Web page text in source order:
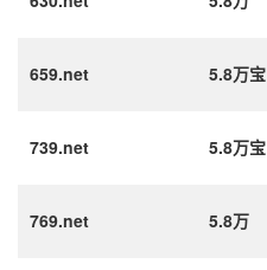
659.net 5.8万宝
739.net 5.8万宝
769.net 5.8万